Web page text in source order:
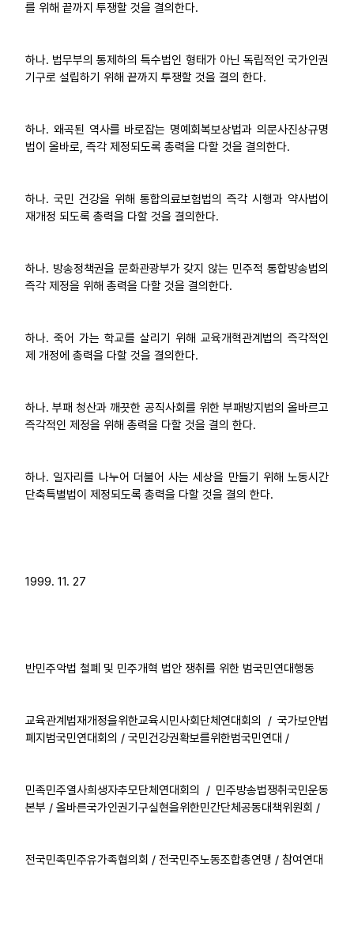
를 위해 끝까지 투쟁할 것을 결의한다.
하나. 법무부의 통제하의 특수법인 형태가 아닌 독립적인 국가인권
기구로 설립하기 위해 끝까지 투쟁할 것을 결의 한다.
하나. 왜곡된 역사를 바로잡는 명예회복보상법과 의문사진상규명
법이 올바로, 즉각 제정되도록 총력을 다할 것을 결의한다.
하나. 국민 건강을 위해 통합의료보험법의 즉각 시행과 약사법이
재개정 되도록 총력을 다할 것을 결의한다.
하나. 방송정책권을 문화관광부가 갖지 않는 민주적 통합방송법의
즉각 제정을 위해 총력을 다할 것을 결의한다.
하나. 죽어 가는 학교를 살리기 위해 교육개혁관계법의 즉각적인
제 개정에 총력을 다할 것을 결의한다.
하나. 부패 청산과 깨끗한 공직사회를 위한 부패방지법의 올바르고
즉각적인 제정을 위해 총력을 다할 것을 결의 한다.
하나. 일자리를 나누어 더불어 사는 세상을 만들기 위해 노동시간
단축특별법이 제정되도록 총력을 다할 것을 결의 한다.
1999. 11. 27
반민주악법 철폐 및 민주개혁 법안 쟁취를 위한 범국민연대행동
교육관계법재개정을위한교육시민사회단체연대회의 / 국가보안법
폐지범국민연대회의 / 국민건강권확보를위한범국민연대 /
민족민주열사희생자추모단체연대회의 / 민주방송법쟁취국민운동
본부 / 올바른국가인권기구실현을위한민간단체공동대책위원회 /
전국민족민주유가족협의회 / 전국민주노동조합총연맹 / 참여연대